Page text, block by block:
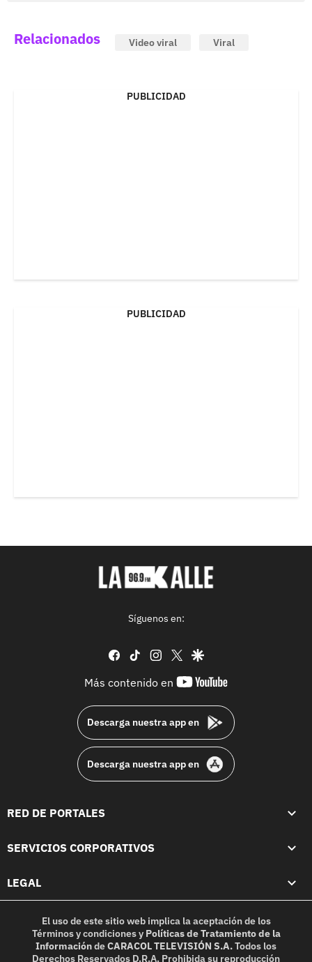
Relacionados Video viral Viral
PUBLICIDAD
PUBLICIDAD
Síguenos en:
facebook
tiktok instagram
twittergoogle
Más contenido en
youtube-
Descarga nuestra app en
Descarga nuestra app en
RED DE PORTALES
SERVICIOS CORPORATIVOS
LEGAL
El uso de este sitio web implica la aceptación de los
Términos y condicionesy Políticas de Tratamiento de la
InformacióndeCARACOL TELEVISIÓN S.A.Todos los
Derechos Reservados D.R.A. Prohibida su reproducción